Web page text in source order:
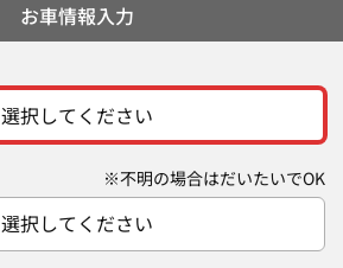
お車情報入力
選択してください
※不明の場合はだいたいでOK
選択してください